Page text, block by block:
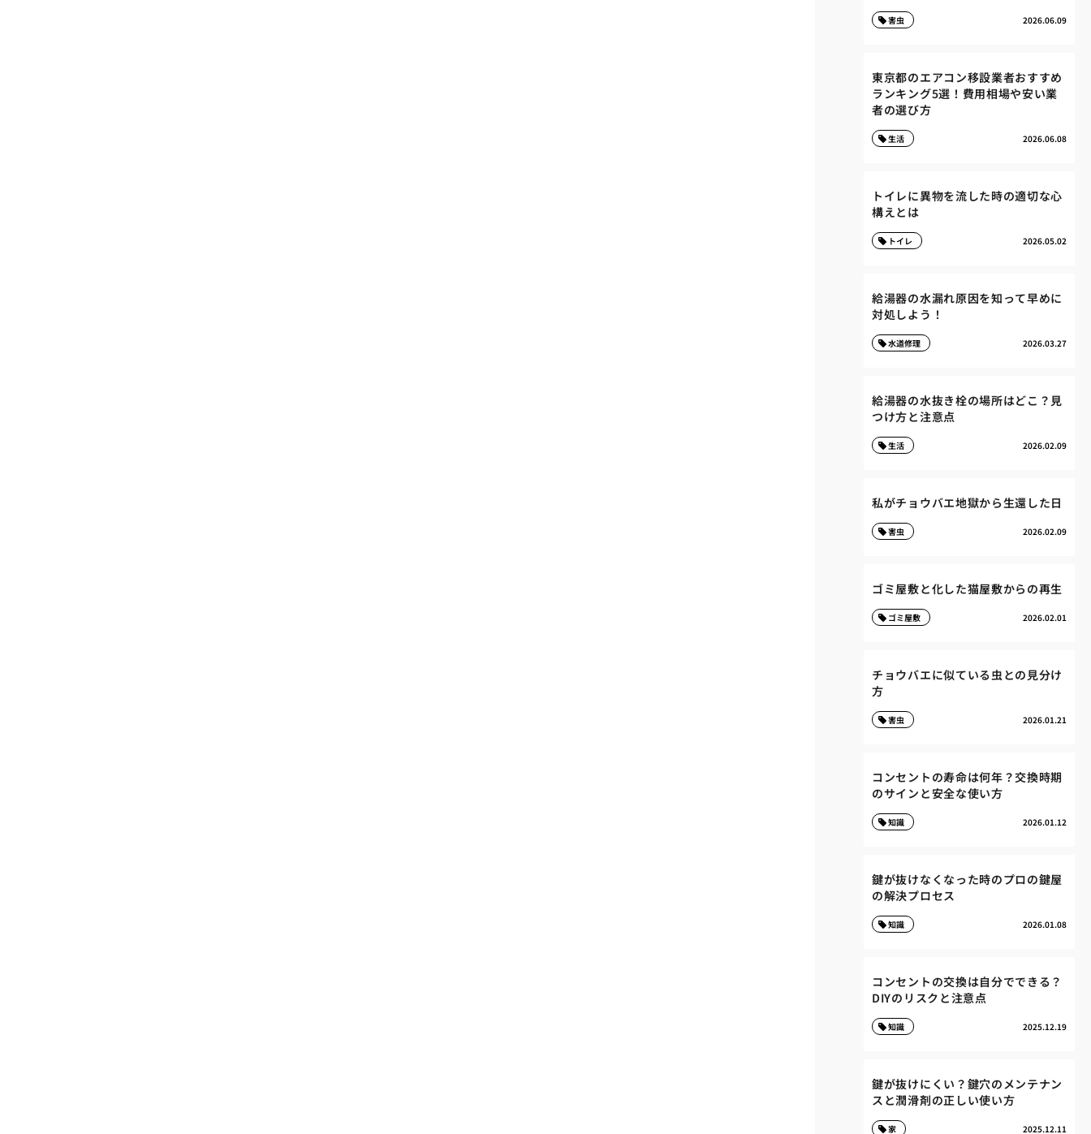
2026.06.09
害虫
東京都のエアコン移設業者おすすめ
ランキング5選！費用相場や安い業
者の選び方
2026.06.08
生活
トイレに異物を流した時の適切な心
構えとは
2026.05.02
トイレ
給湯器の水漏れ原因を知って早めに
対処しよう！
2026.03.27
水道修理
給湯器の水抜き栓の場所はどこ？見
つけ方と注意点
2026.02.09
生活
私がチョウバエ地獄から生還した日
2026.02.09
害虫
ゴミ屋敷と化した猫屋敷からの再生
2026.02.01
ゴミ屋敷
チョウバエに似ている虫との見分け
方
2026.01.21
害虫
コンセントの寿命は何年？交換時期
のサインと安全な使い方
2026.01.12
知識
鍵が抜けなくなった時のプロの鍵屋
の解決プロセス
2026.01.08
知識
コンセントの交換は自分でできる？
DIYのリスクと注意点
2025.12.19
知識
鍵が抜けにくい？鍵穴のメンテナン
スと潤滑剤の正しい使い方
2025.12.11
家